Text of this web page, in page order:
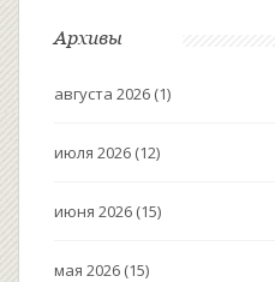
Архивы
августа 2026 (1)
июля 2026 (12)
июня 2026 (15)
мая 2026 (15)